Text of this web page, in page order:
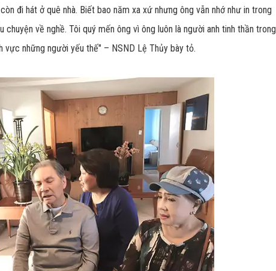
đi hát ở quê nhà. Biết bao năm xa xứ nhưng ông vẫn nhớ như in trong
về nghề. Tôi quý mến ông vì ông luôn là người anh tinh thần trong
vực những người yếu thế" – NSND Lệ Thủy bày tỏ.
Like Fanpage Để Ủng Hộ Chúng Tôi Duy Trì Website